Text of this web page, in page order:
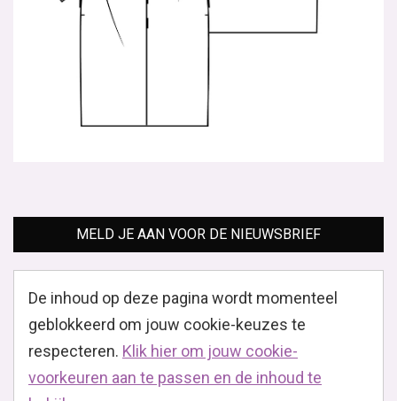
MELD JE AAN VOOR DE NIEUWSBRIEF
De inhoud op deze pagina wordt momenteel
geblokkeerd om jouw cookie-keuzes te
respecteren. Klik hier om jouw cookie-
voorkeuren aan te passen en de inhoud te